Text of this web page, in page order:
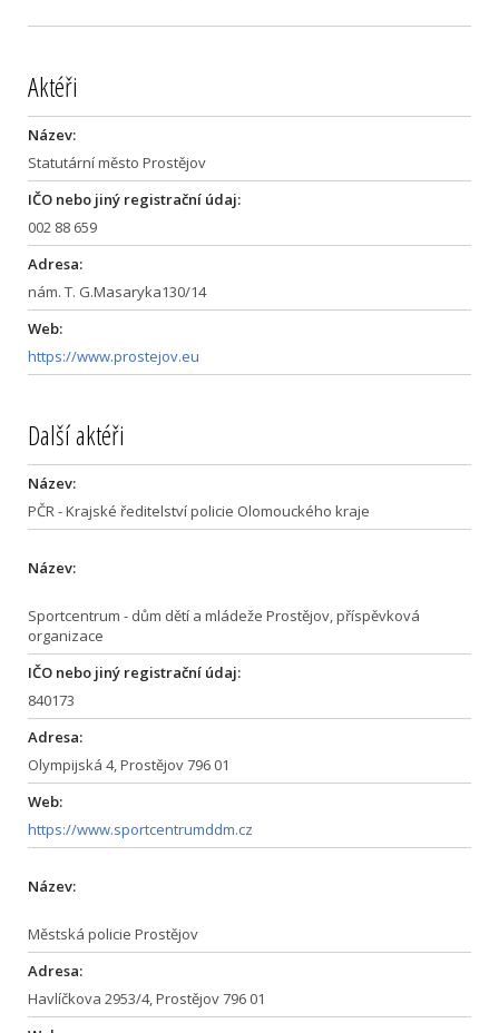
Aktéři
Název:
Statutární město Prostějov
IČO nebo jiný registrační údaj:
002 88 659
Adresa:
nám. T. G.Masaryka130/14
Web:
https://www.prostejov.eu
Další aktéři
Název:
PČR - Krajské ředitelství policie Olomouckého kraje
Název:
Sportcentrum - dům dětí a mládeže Prostějov, příspěvková
organizace
IČO nebo jiný registrační údaj:
840173
Adresa:
Olympijská 4, Prostějov 796 01
Web:
https://www.sportcentrumddm.cz
Název:
Městská policie Prostějov
Adresa:
Havlíčkova 2953/4, Prostějov 796 01